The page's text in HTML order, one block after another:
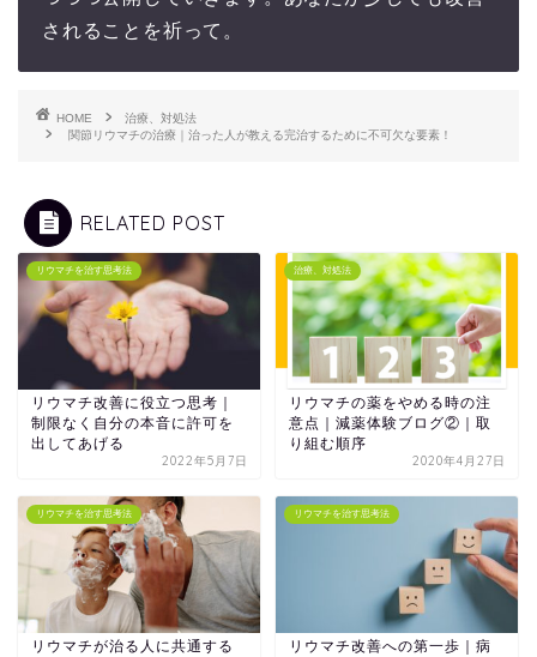
されることを祈って。
HOME
治療、対処法
関節リウマチの治療｜治った人が教える完治するために不可欠な要素！
RELATED POST
リウマチを治す思考法
リウマチ改善に役立つ思考｜
制限なく自分の本音に許可を
出してあげる
2022年5月7日
治療、対処法
リウマチの薬をやめる時の注
意点｜減薬体験ブログ②｜取
り組む順序
2020年4月27日
リウマチを治す思考法
リウマチが治る人に共通する
リウマチを治す思考法
リウマチ改善への第一歩｜病